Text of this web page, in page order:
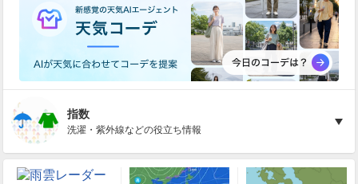
指数
洗濯・紫外線などの役立ち情報